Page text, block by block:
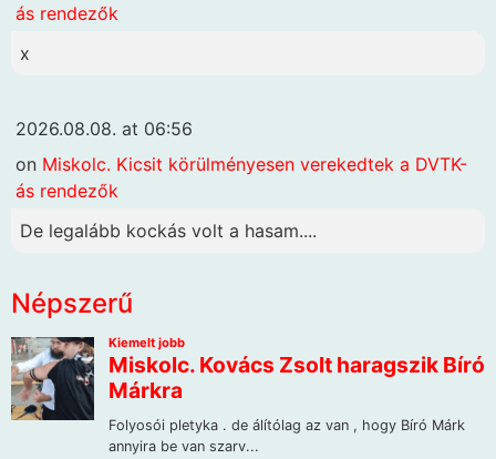
ás rendezők
x
2026.08.08. at 06:56
on Miskolc. Kicsit körülményesen verekedtek a DVTK-
ás rendezők
De legalább kockás volt a hasam....
Népszerű